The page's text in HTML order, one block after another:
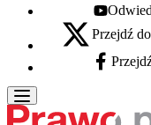
Youtube -
X - otwiera się w
Przejdź
Facebook -